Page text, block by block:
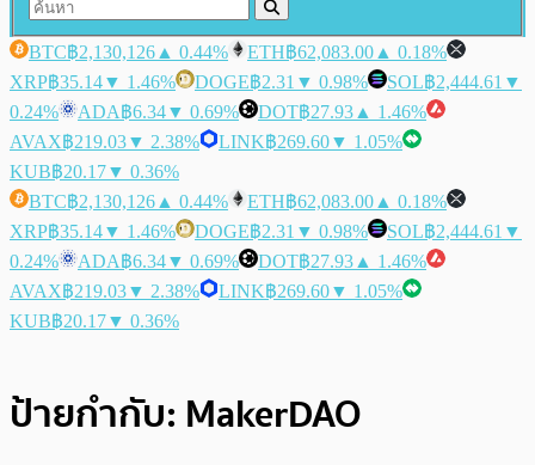
BTC฿2,130,126 ▲ 0.44% ETH฿62,083.00 ▲ 0.18%
XRP฿35.14▼ 1.46% DOGE฿2.31 ▼ 0.98% SOL฿2,444.61 ▼
0.24%
ADA฿6.34▼ 0.69% DOT฿27.93 ▲ 1.46%
AVAX฿219.03▼ 2.38% LINK฿269.60▼ 1.05%
KUB฿20.17▼ 0.36%
BTC฿2,130,126 ▲ 0.44% ETH฿62,083.00 ▲ 0.18%
XRP฿35.14▼ 1.46% DOGE฿2.31 ▼ 0.98% SOL฿2,444.61 ▼
0.24%
ADA฿6.34▼ 0.69% DOT฿27.93 ▲ 1.46%
AVAX฿219.03▼ 2.38% LINK฿269.60▼ 1.05%
KUB฿20.17▼ 0.36%
ป้ายกำกับ: MakerDAO